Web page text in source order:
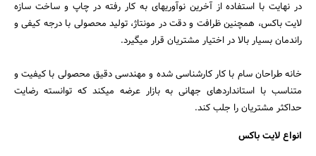
در نهایت با استفاده از آخرین نوآوری‎های به کار رفته در چاپ و ساخت سازه
لایت باکس، همچنین ظرافت و دقت در مونتاژ، تولید محصولی با درجه کیفی و
راندمان بسیار بالا در اختیار مشتریان قرار می‎گیرد.
خانه طراحان سام با کار کارشناسی شده و مهندسی دقیق محصولی با کیفیت و
متناسب با استانداردهای جهانی به بازار عرضه می‎کند که توانسته رضایت
حداکثر مشتریان را جلب کند.
انواع لایت باکس